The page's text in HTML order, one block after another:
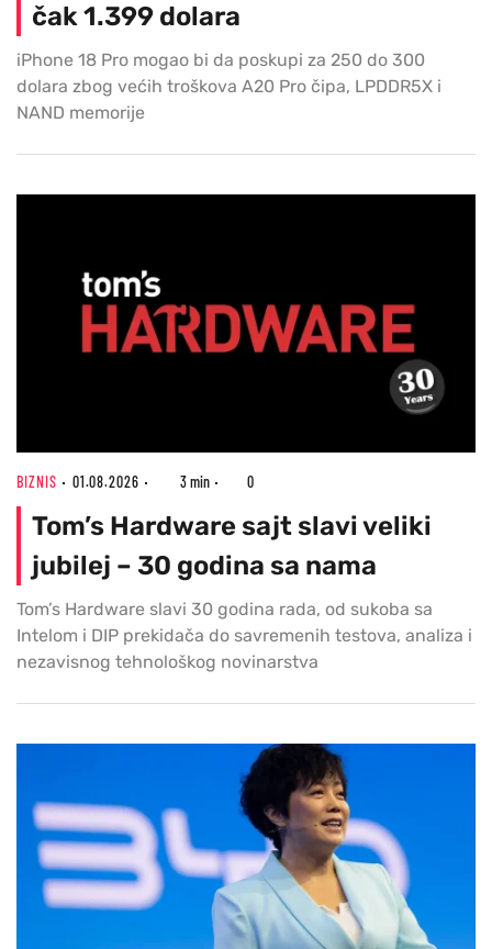
čak 1.399 dolara
iPhone 18 Pro mogao bi da poskupi za 250 do 300
dolara zbog većih troškova A20 Pro čipa, LPDDR5X i
NAND memorije
BIZNIS 01.08.2026 3 min 0
Tom’s Hardware sajt slavi veliki
jubilej – 30 godina sa nama
Tom’s Hardware slavi 30 godina rada, od sukoba sa
Intelom i DIP prekidača do savremenih testova, analiza i
nezavisnog tehnološkog novinarstva